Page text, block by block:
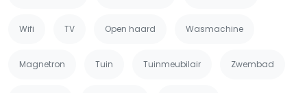
Wifi TV Open haard Wasmachine
Magnetron Tuin Tuinmeubilair Zwembad